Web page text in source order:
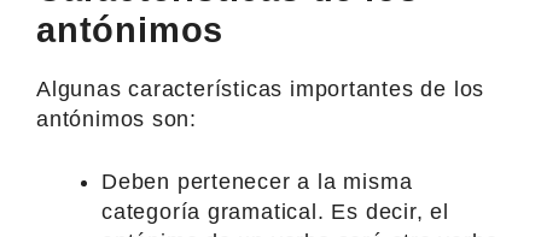
antónimos
Algunas características importantes de los
antónimos son:
Deben pertenecer a la misma
categoría gramatical. Es decir, el